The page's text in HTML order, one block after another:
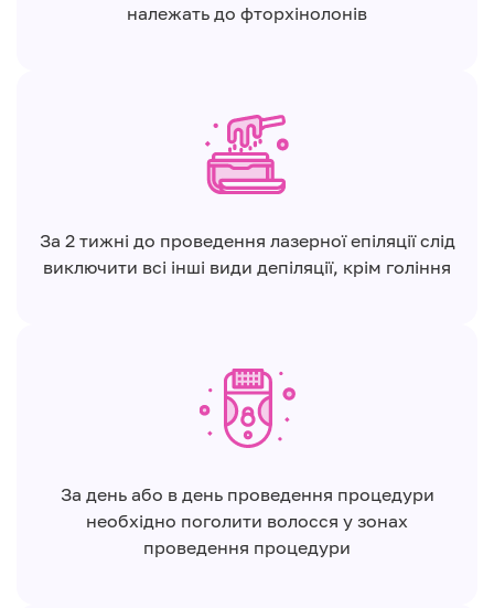
належать до фторхінолонів
За 2 тижні до проведення лазерної епіляції слід
виключити всі інші види депіляції, крім гоління
За день або в день проведення процедури
необхідно поголити волосся у зонах
проведення процедури